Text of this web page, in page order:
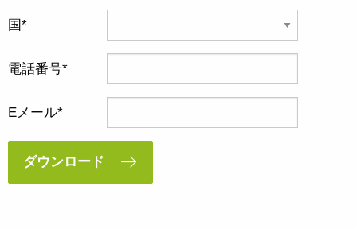
国
電話番号
Eメール
ダウンロード